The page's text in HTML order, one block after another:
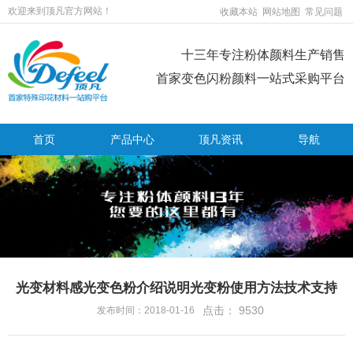
欢迎来到顶凡官方网站！ 收藏本站 网站地图 常见问题
十三年专注粉体颜料生产销售
首家变色闪粉颜料一站式采购平台
首页 产品中心 顶凡资讯 导航
光变材料感光变色粉介绍说明光变粉使用方法技术支持
发布时间：2018-01-16 点击： 9530